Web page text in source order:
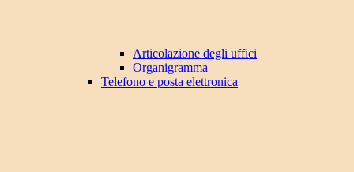
Articolazione degli uffici
Organigramma
Telefono e posta elettronica